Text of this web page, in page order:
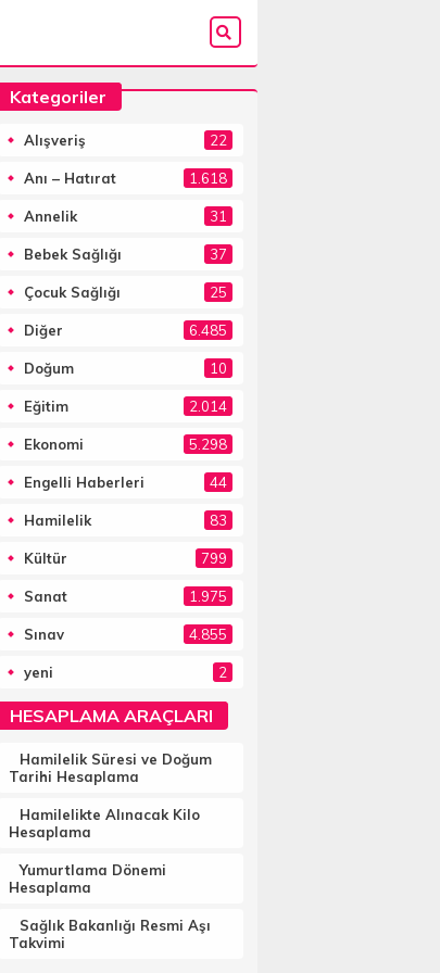
Kategoriler
Alışveriş 22
Anı – Hatırat 1.618
Annelik 31
Bebek Sağlığı 37
Çocuk Sağlığı 25
Diğer 6.485
Doğum 10
Eğitim 2.014
Ekonomi 5.298
Engelli Haberleri 44
Hamilelik 83
Kültür 799
Sanat 1.975
Sınav 4.855
yeni 2
HESAPLAMA ARAÇLARI
Hamilelik Süresi ve Doğum
Tarihi Hesaplama
Hamilelikte Alınacak Kilo
Hesaplama
Yumurtlama Dönemi
Hesaplama
Sağlık Bakanlığı Resmi Aşı
Takvimi